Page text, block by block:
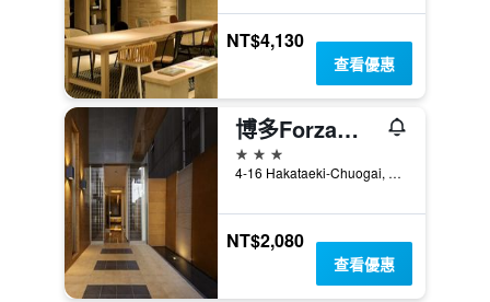
NT$4,130
查看優惠
博多Forza酒店
3星級
4-16 Hakataeki-Chuogai, Hakata-ku, 福岡, 日本
NT$2,080
查看優惠